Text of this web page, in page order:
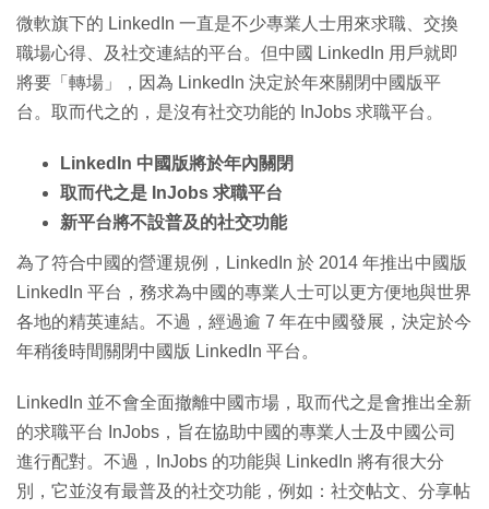
微軟旗下的 LinkedIn 一直是不少專業人士用來求職、交換
職場心得、及社交連結的平台。但中國 LinkedIn 用戶就即
將要「轉場」，因為 LinkedIn 決定於年來關閉中國版平
台。取而代之的，是沒有社交功能的 InJobs 求職平台。
LinkedIn 中國版將於年內關閉
取而代之是 InJobs 求職平台
新平台將不設普及的社交功能
為了符合中國的營運規例，LinkedIn 於 2014 年推出中國版
LinkedIn 平台，務求為中國的專業人士可以更方便地與世界
各地的精英連結。不過，經過逾 7 年在中國發展，決定於今
年稍後時間關閉中國版 LinkedIn 平台。
LinkedIn 並不會全面撤離中國市場，取而代之是會推出全新
的求職平台 InJobs，旨在協助中國的專業人士及中國公司
進行配對。不過，InJobs 的功能與 LinkedIn 將有很大分
別，它並沒有最普及的社交功能，例如：社交帖文、分享帖